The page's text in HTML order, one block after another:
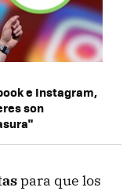
e Instagram,
son
para que los